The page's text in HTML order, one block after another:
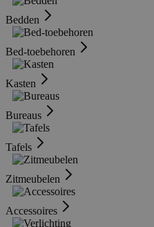
Bedden
Bed-toebehoren
Kasten
Bureaus
Tafels
Zitmeubelen
Accessoires